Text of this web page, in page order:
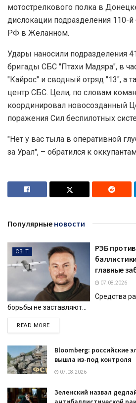
мотострелкового полка в
дислокации подразделения 110-
РФ в Желанном.
Удары наносили подразделения
бригады СБС "Птахи Мадяра", в
"Кайрос" и сводный отряд "13", а
центр СБС. Цели, по словам
координировал новосозданный
поражения Сил беспилотных
"Нет у вас тыла в оперативной
за Урал", – обратился к
Популярные новости
СВІТ
РЭБ
главные
07.08.2026
Средства
борьбы не заставляют...
READ MOREDETAILS
Bloomberg: российские
вышла из-под контроля
07.08.2026
Зеленский назвал